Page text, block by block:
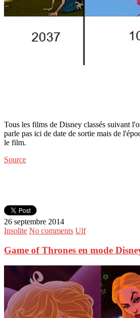
Tous les films de Disney classés suivant
parle pas ici de date de sortie mais de
le film.
Source
26 septembre 2014
Insolite No comments Ulf
Game of Thrones en mode